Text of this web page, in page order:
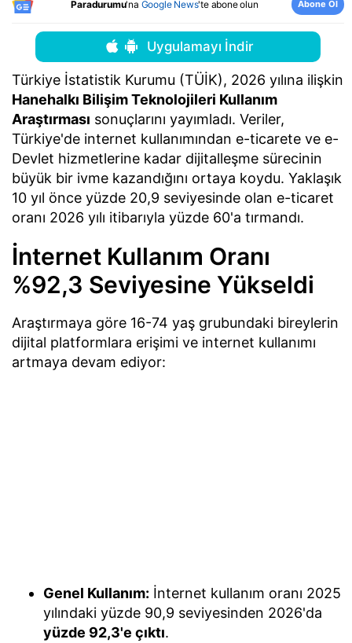
Paradurumu'na Google News'te abone olun Abone Ol
Uygulamayı İndir
Türkiye İstatistik Kurumu (TÜİK), 2026 yılına ilişkin
Hanehalkı Bilişim Teknolojileri Kullanım
Araştırması sonuçlarını yayımladı. Veriler,
Türkiye'de internet kullanımından e-ticarete ve e-
Devlet hizmetlerine kadar dijitalleşme sürecinin
büyük bir ivme kazandığını ortaya koydu. Yaklaşık
10 yıl önce yüzde 20,9 seviyesinde olan e-ticaret
oranı 2026 yılı itibarıyla yüzde 60'a tırmandı.
İnternet Kullanım Oranı
%92,3 Seviyesine Yükseldi
Araştırmaya göre 16-74 yaş grubundaki bireylerin
dijital platformlara erişimi ve internet kullanımı
artmaya devam ediyor:
Genel Kullanım: İnternet kullanım oranı 2025
yılındaki yüzde 90,9 seviyesinden 2026'da
yüzde 92,3'e çıktı.